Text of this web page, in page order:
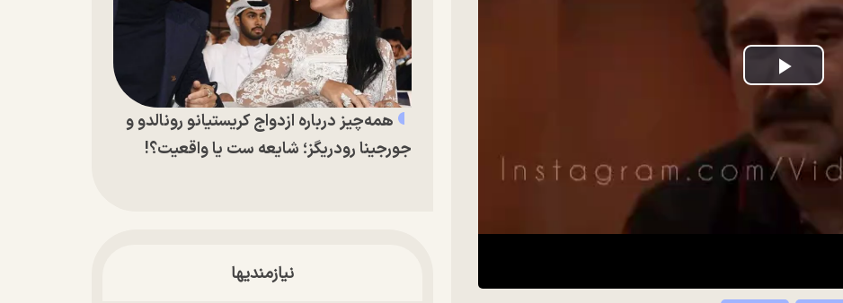
Play
Video
همه‌چیز درباره ازدواج کریستیانو رونالدو و
جورجینا رودریگز؛ شایعه ست یا واقعیت؟!
نیازمندیها